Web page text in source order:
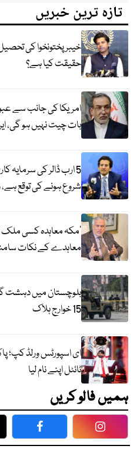
تازہ ترین خبریں
خیبر پختونخوا کی
حقیقت کیا ہے؟
امریکا کی جانب سے
بات چیت نہیں ہو گی،
5 ارب ڈالر کی
شروع ہونے کی توقع ہے،
‘مکہ معاہدہ کسی ملک
معاہدے کے نکات
بلوچستان میں دہشت
15 خوارج ہلاک
ٹائٹل اپنے نام لیا
ہمیں فالو کریں
Facebook